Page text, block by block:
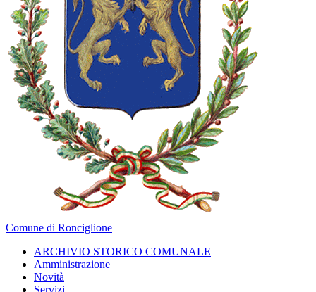
Comune di Ronciglione
ARCHIVIO STORICO COMUNALE
Amministrazione
Novità
Servizi